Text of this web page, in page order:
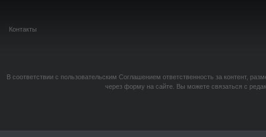
Контакты
В соответствии с пользовательским Соглашением ответственность за контент,
через форму на сайте. Вы можете связаться с